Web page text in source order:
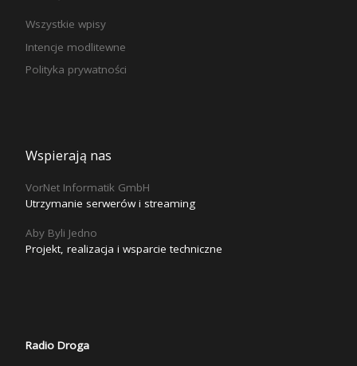
Wszystkie wpisy
Intencje modlitewne
Polityka prywatności
Wspierają nas
VorNet Informatik GmbH
Utrzymanie serwerów i streaming
Aby Byli Jedno
Projekt, realizacja i wsparcie techniczne
Radio Droga